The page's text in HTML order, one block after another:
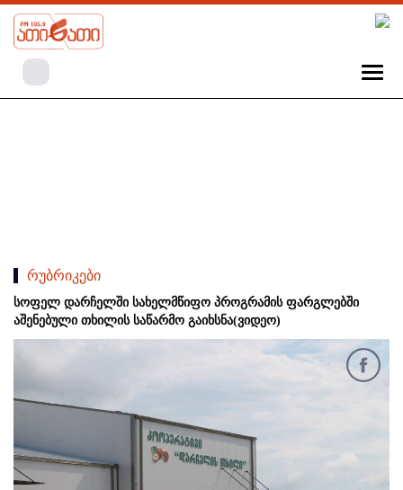
რუბრიკები
სოფელ დარჩელში სახელმწიფო პროგრამის ფარგლებში
აშენებული თხილის საწარმო გაიხსნა(ვიდეო)